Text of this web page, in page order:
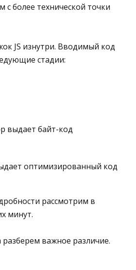
с более технической точки
JS изнутри. Вводимый код
стадии:
выдает байт-код
оптимизированный код
рассмотрим в
минут.
важное различие.